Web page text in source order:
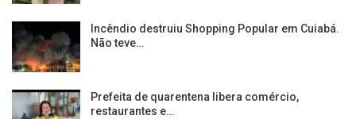
Incêndio destruiu Shopping Popular em Cuiabá.
Não teve…
Prefeita de quarentena libera comércio,
restaurantes e…